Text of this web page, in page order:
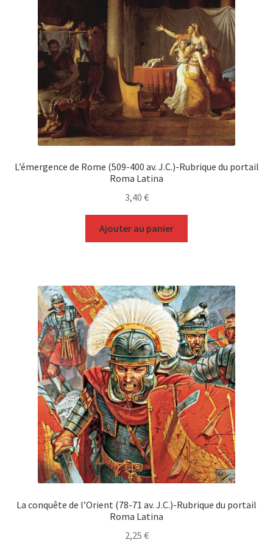
L’émergence de Rome (509-400 av. J.C.)-Rubrique du portail
Roma Latina
3,40 €
Ajouter au panier
La conquête de l’Orient (78-71 av. J.C.)-Rubrique du portail
Roma Latina
2,25 €